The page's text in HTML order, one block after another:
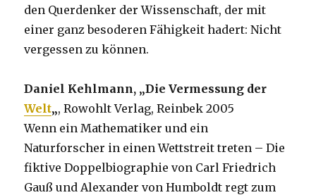
den Querdenker der Wissenschaft, der mit
einer ganz besoderen Fähigkeit hadert: Nicht
vergessen zu können.
Daniel Kehlmann, „Die Vermessung der
Welt„, Rowohlt Verlag, Reinbek 2005
Wenn ein Mathematiker und ein
Naturforscher in einen Wettstreit treten – Die
fiktive Doppelbiographie von Carl Friedrich
Gauß und Alexander von Humboldt regt zum